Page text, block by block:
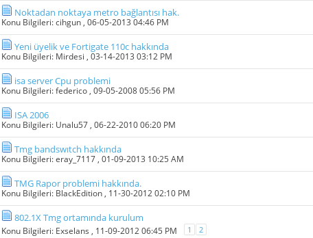
Noktadan noktaya metro bağlantısı hak.
Konu Bilgileri:cihgun , 06-05-2013 04:46 PM
Yeni üyelik ve Fortigate 110c hakkında
Konu Bilgileri: Mirdesi , 03-14-2013 03:12 PM
isa server Cpu problemi
Konu Bilgileri:federico , 09-05-2008 05:56 PM
ISA 2006
Konu Bilgileri: Unalu57 , 06-22-2010 06:20 PM
Tmg bandswıtch hakkında
Konu Bilgileri:eray_7117 , 01-09-2013 10:25 AM
TMG Rapor problemi hakkında.
Konu Bilgileri: BlackEdition , 11-30-2012 02:10 PM
802.1X Tmg ortamında kurulum
Konu Bilgileri: Exselans , 11-09-2012 06:45 PM 1 2